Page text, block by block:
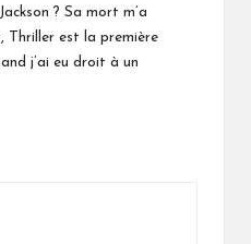
? Sa mort m’a
Thriller est la première
j’ai eu droit à un